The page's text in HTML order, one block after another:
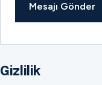
Mesajı Gönder
Gizlilik